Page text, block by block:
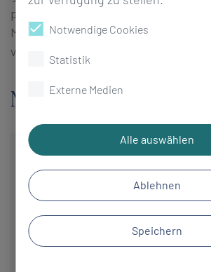
psychischer Belastungen verhindert
Mittelpunkt stehen dabei die
vornehmlich chronischer
Noch Fragen?
Patientenverwaltung
info@carolinum.com
+49 (0) 5672 · 181 - 636
Notwendige Cookies
Statistik
Externe Medien
Alle auswählen
Ablehnen
Speichern